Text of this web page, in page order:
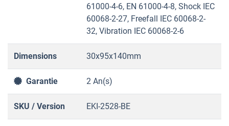
61000-4-6, EN 61000-4-8, Shock IEC
60068-2-27, Freefall IEC 60068-2-
32, Vibration IEC 60068-2-6
Dimensions 30x95x140mm
Garantie 2 An(s)
SKU / Version EKI-2528-BE